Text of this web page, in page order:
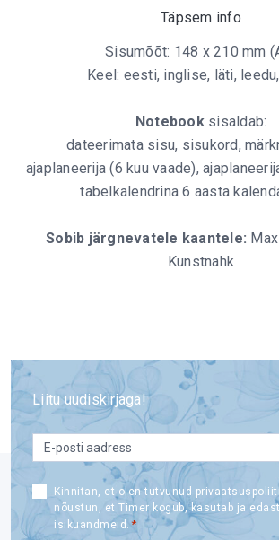
Täpsem info
Sisumõõt: 148 x 210 mm
Keel: eesti, inglise, läti,
Notebook sisaldab:
dateerimata sisu, sisukord,
ajaplaneerija (6 kuu vaade),
tabelkalendrina 6 aasta
Sobib järgnevatele kaantele:
Kunstnahk
Liitu uudiskirjaga!
email
Consent
*
Kinnitan, et olen tutvunud
nõustun, et Timer kogub, kasutab ja
isikuandmeid. *